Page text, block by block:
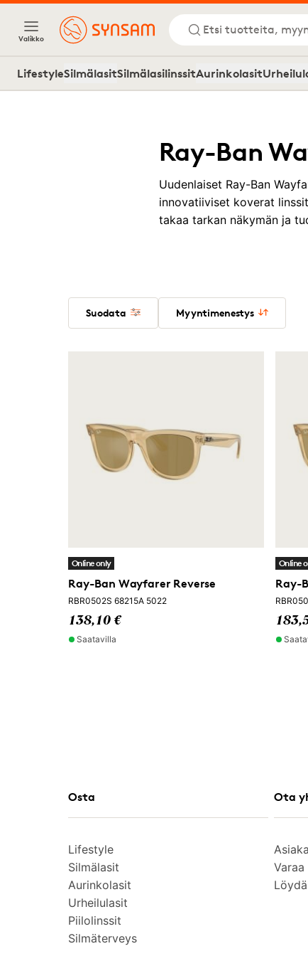
Valikko
Etsi tuotteita,
LifestyleSilmälasitSilmälasilinssitAurinkolasit
Ray-Ban
Uudenlaiset Ray-Ban
innovatiiviset koverat
takaa tarkan näkymän ja
Suodata Myyntimenestys
Online only
Ray-Ban Wayfarer Reverse
RBR0502S 68215A 5022
138,10 €
Saatavilla
Online
Ray-
Osta
Lifestyle
Silmälasit
Aurinkolasit
Urheilulasit
Piilolinssit
Silmäterveys
Ota